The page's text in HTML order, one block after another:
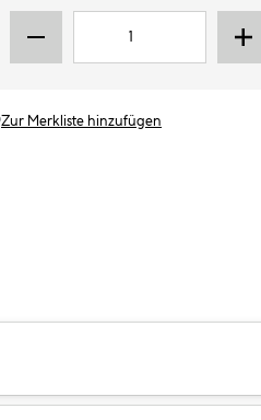
Zur Merkliste hinzufügen